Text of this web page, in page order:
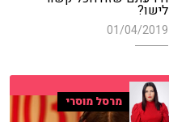
לישו?
01/04/2019
מרסל מוסרי